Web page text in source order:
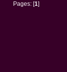
Pages: [1